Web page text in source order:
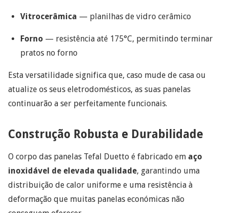
Vitrocerâmica — planilhas de vidro cerâmico
Forno — resistência até 175°C, permitindo terminar
pratos no forno
Esta versatilidade significa que, caso mude de casa ou
atualize os seus eletrodomésticos, as suas panelas
continuarão a ser perfeitamente funcionais.
Construção Robusta e Durabilidade
O corpo das panelas Tefal Duetto é fabricado em aço
inoxidável de elevada qualidade, garantindo uma
distribuição de calor uniforme e uma resistência à
deformação que muitas panelas económicas não